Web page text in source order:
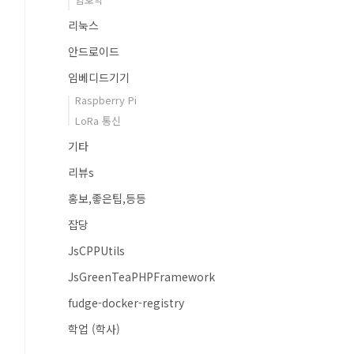
리눅스
안드로이드
임베디드기기
Raspberry Pi
LoRa 통신
기타
리뷰s
홍보,좋은팁,등등
잡당
JsCPPUtils
JsGreenTeaPHPFramework
fudge-docker-registry
학업 (학사)